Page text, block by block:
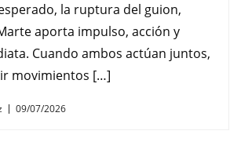
la ruptura del guion,
aporta impulso, acción y
Cuando ambos actúan juntos,
movimientos […]
09/07/2026